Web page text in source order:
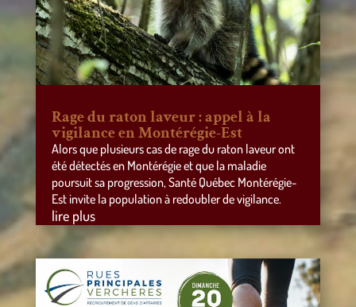
Rage du raton laveur : appel à la
vigilance en Montérégie-Est
Alors que plusieurs cas de rage du raton laveur ont
été détectés en Montérégie et que la maladie
poursuit sa progression, Santé Québec Montérégie-
Est invite la population à redoubler de vigilance.
lire plus